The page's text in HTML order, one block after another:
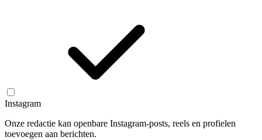
Instagram
Onze redactie kan openbare Instagram-posts, reels en profielen
toevoegen aan berichten.